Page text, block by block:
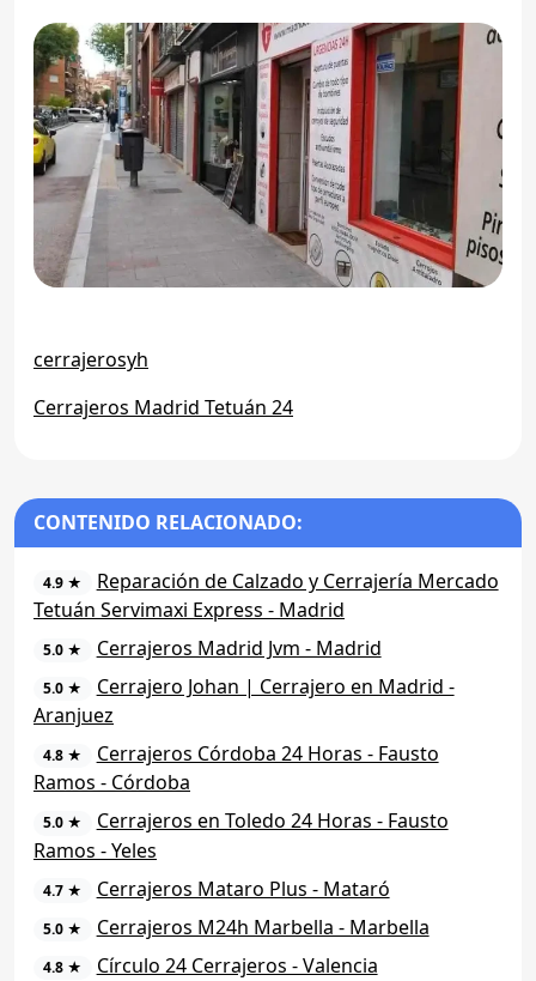
cerrajerosyh
Cerrajeros Madrid Tetuán 24
CONTENIDO RELACIONADO:
4.9 ★
Reparación de Calzado y Cerrajería Mercado
Tetuán Servimaxi Express - Madrid
5.0 ★ Cerrajeros Madrid Jvm - Madrid
5.0 ★
Cerrajero Johan | Cerrajero en Madrid -
Aranjuez
4.8 ★
Cerrajeros Córdoba 24 Horas - Fausto
Ramos - Córdoba
5.0 ★
Cerrajeros en Toledo 24 Horas - Fausto
Ramos - Yeles
4.7 ★ Cerrajeros Mataro Plus - Mataró
5.0 ★ Cerrajeros M24h Marbella - Marbella
4.8 ★ Círculo 24 Cerrajeros - Valencia